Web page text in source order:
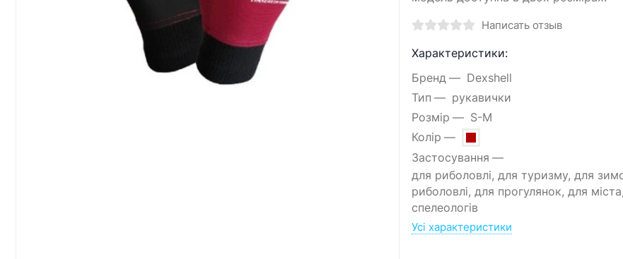
Написать отзыв
Характеристики:
Бренд
Dexshell
Тип
рукавички
Розмір
S-M
Колір
Застосування
для риболовлі, для туризму, для
риболовлі, для прогулянок, для
спелеологів
Усі характеристики